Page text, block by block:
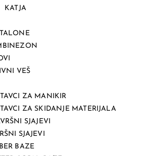
KATJA
VEŠ
ZA MANIKIR
ZA SKIDANJE MATERIJALA
SJAJEVI
SJAJEVI
BAZE